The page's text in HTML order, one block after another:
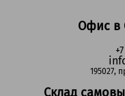
Офис в
195027,
Склад